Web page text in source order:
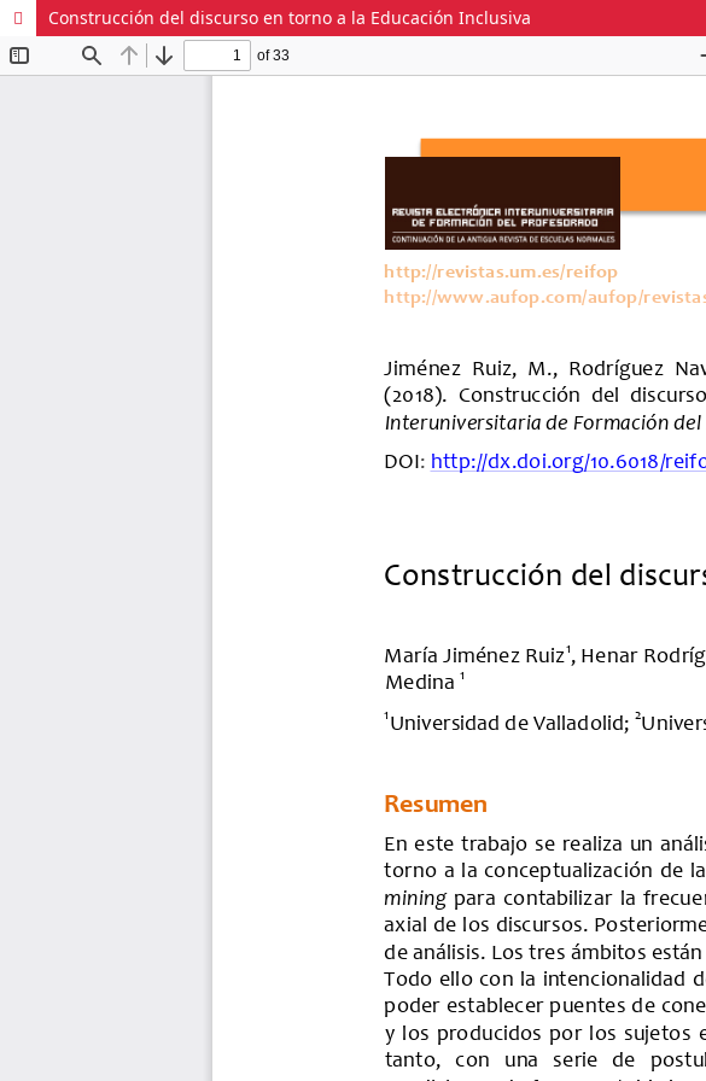
Construcción del discurso en torno a la Educación Inclusiva